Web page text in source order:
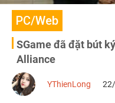
PC/Web
SGame đã đặt bút
Alliance
YThienLong